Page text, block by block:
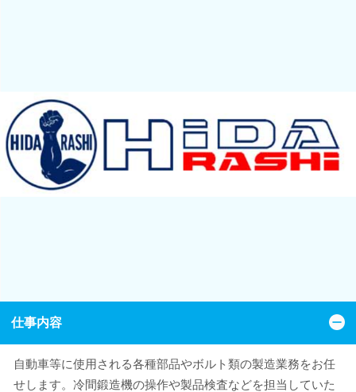
仕事内容
自動車等に使用される各種部品やボルト類の製造業務をお任
せします。冷間鍛造機の操作や製品検査などを担当していた